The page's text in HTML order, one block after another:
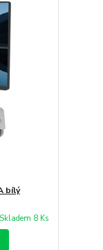
bílý
Skladem 8 Ks